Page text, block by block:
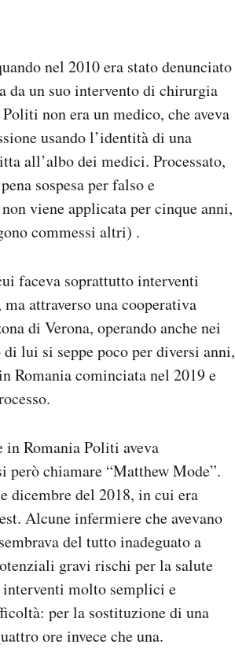
nel 2010 era stato denunciato
da un suo intervento di chirurgia
non era un medico, che aveva
usando l’identità di una
all’albo dei medici. Processato,
sospesa per falso e
viene applicata per cinque anni,
commessi altri) .
faceva soprattutto interventi
attraverso una cooperativa
di Verona, operando anche nei
lui si seppe poco per diversi anni,
Romania cominciata nel 2019 e
in Romania Politi aveva
chiamare “Matthew Mode”.
dicembre del 2018, in cui era
Alcune infermiere che avevano
del tutto inadeguato a
gravi rischi per la salute
interventi molto semplici e
per la sostituzione di una
ore invece che una.